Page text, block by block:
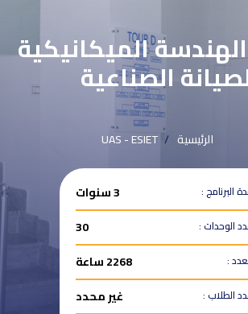
الميكانيكية
الصناعية
الرئيسية UAS - ESIET
البرنامج : 3 سنوات
الوحدات : 30
: 2268 ساعة
الطلاب : غير محدد